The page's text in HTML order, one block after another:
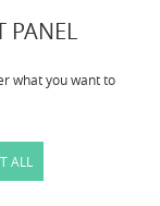
PANEL
what you want to
ALL